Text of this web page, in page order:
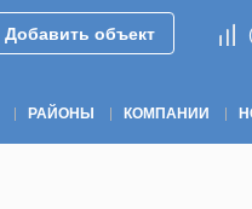
Добавить объект
РАЙОНЫ КОМПАНИИ